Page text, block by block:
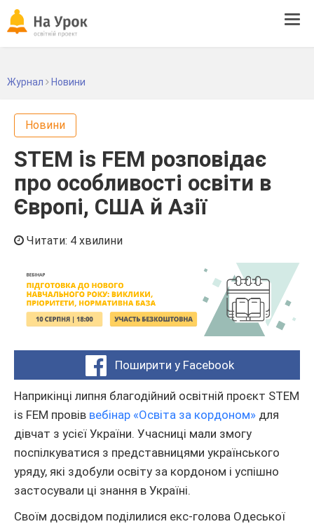
Журнал Новини
Новини
STEM is FEM розповідає
про особливості освіти в
Європі, США й Азії
Читати: 4 хвилини
Поширити у Facebook
Наприкінці липня благодійний освітній проєкт STEM
is FEM провів вебінар «Освіта за кордоном» для
дівчат з усієї України. Учасниці мали змогу
поспілкуватися з представницями українського
уряду, які здобули освіту за кордоном і успішно
застосували ці знання в Україні.
Своїм досвідом поділилися екс-голова Одеської